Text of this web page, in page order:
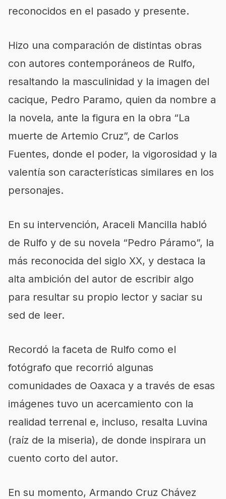
reconocidos en el pasado y presente.
Hizo una comparación de distintas obras
con autores contemporáneos de Rulfo,
resaltando la masculinidad y la imagen del
cacique, Pedro Paramo, quien da nombre a
la novela, ante la figura en la obra “La
muerte de Artemio Cruz”, de Carlos
Fuentes, donde el poder, la vigorosidad y la
valentía son características similares en los
personajes.
En su intervención, Araceli Mancilla habló
de Rulfo y de su novela “Pedro Páramo”, la
más reconocida del siglo XX, y destaca la
alta ambición del autor de escribir algo
para resultar su propio lector y saciar su
sed de leer.
Recordó la faceta de Rulfo como el
fotógrafo que recorrió algunas
comunidades de Oaxaca y a través de esas
imágenes tuvo un acercamiento con la
realidad terrenal e, incluso, resalta Luvina
(raíz de la miseria), de donde inspirara un
cuento corto del autor.
En su momento, Armando Cruz Chávez